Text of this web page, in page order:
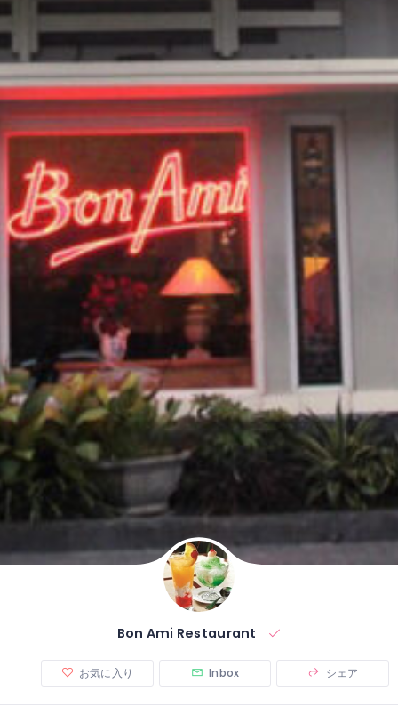
Bon Ami Restaurant
お気に入り Inbox シェア